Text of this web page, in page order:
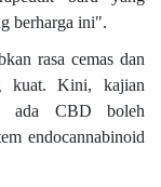
berharga ini".
rasa cemas dan
kuat. Kini, kajian
ada CBD boleh
endocannabinoid